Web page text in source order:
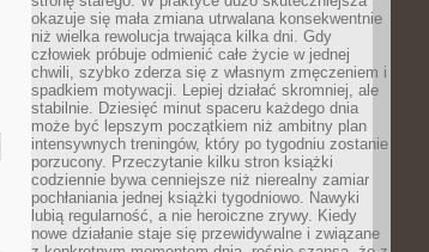
okazuje się mała zmiana utrwalana konsekwentnie
niż wielka rewolucja trwająca kilka dni. Gdy
człowiek próbuje odmienić całe życie w jednej
chwili, szybko zderza się z własnym zmęczeniem i
spadkiem motywacji. Lepiej działać skromniej, ale
stabilnie. Dziesięć minut spaceru każdego dnia
może być lepszym początkiem niż ambitny plan
intensywnych treningów, który po tygodniu zostanie
porzucony. Przeczytanie kilku stron książki
codziennie bywa cenniejsze niż nierealny zamiar
pochłaniania jednej książki tygodniowo. Nawyki
lubią regularność, a nie heroiczne zrywy. Kiedy
nowe działanie staje się przewidywalne i związane